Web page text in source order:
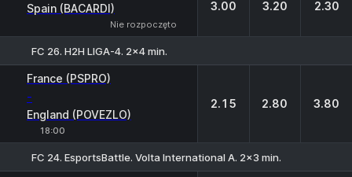
Spain (BACARDI)
Nie rozpoczęto
3.00 3.20 2.30
FC 26. H2H LIGA-4. 2x4 min.
France (PSPRO)
-
England (POVEZLO)
18:00
2.15 2.80 3.80
FC 24. EsportsBattle. Volta International A. 2x3 min.